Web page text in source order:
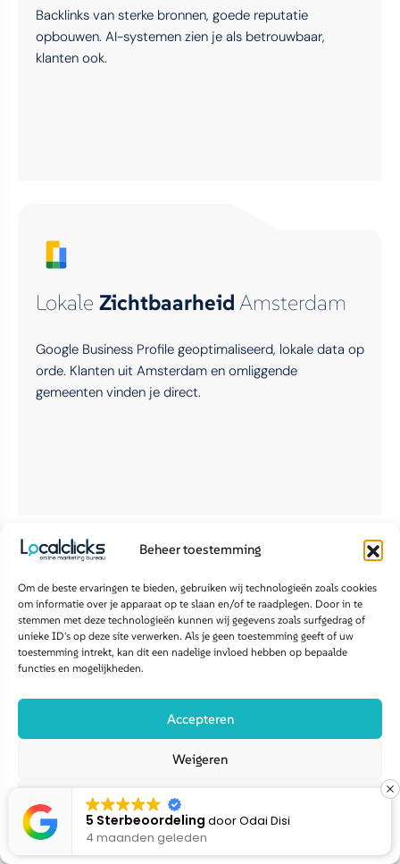
Beheer toestemming
Om de beste ervaringen te bieden, gebruiken wij technologieën zoals cookies
om informatie over je apparaat op te slaan en/of te raadplegen. Door in te
stemmen met deze technologieën kunnen wij gegevens zoals surfgedrag of
unieke ID's op deze site verwerken. Als je geen toestemming geeft of uw
toestemming intrekt, kan dit een nadelige invloed hebben op bepaalde
functies en mogelijkheden.
Accepteren
Weigeren
Bekijk voorkeuren
CookiebeleidDisclaimer privacy policy
Backlinks van sterke bronnen, goede reputatie
opbouwen. AI-systemen zien je als betrouwbaar,
klanten ook.
Lokale ZichtbaarheidAmsterdam
Google Business Profile geoptimaliseerd, lokale data op
orde. Klanten uit Amsterdam en omliggende
gemeenten vinden je direct.
drie stappen
Zo werkt het
Zo maken wij jouw merk
zichtbaarin Google én
AI-modellen
5 Sterbeoordeling doorLinda Linda
4 maanden geleden